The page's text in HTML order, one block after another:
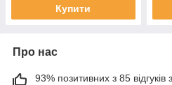
Купити
Про нас
93% позитивних з 85 відгуків